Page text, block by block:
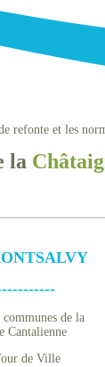
refonte et les
la
de la
Cantalienne
de Ville